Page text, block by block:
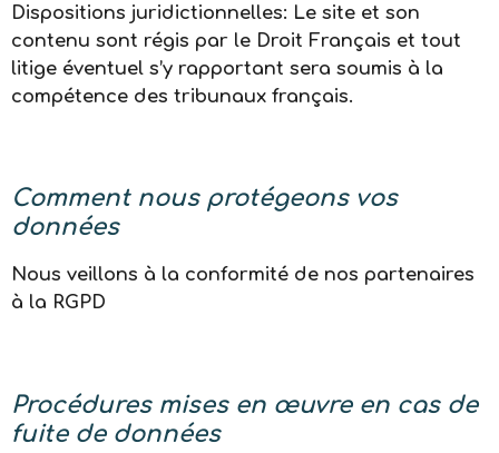
Dispositions juridictionnelles: Le site et son
contenu sont régis par le Droit Français et tout
litige éventuel s’y rapportant sera soumis à la
compétence des tribunaux français.
Comment nous protégeons vos
données
Nous veillons à la conformité de nos partenaires
à la RGPD
Procédures mises en œuvre en cas de
fuite de données